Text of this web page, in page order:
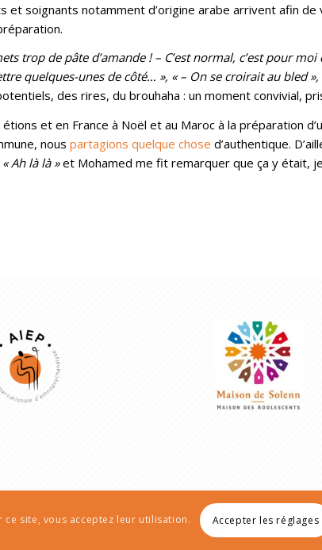
soignants notamment d’origine arabe arrivent afin de
trop de pâte d’amande ! – C’est normal, c’est pour
quelques-unes de côté… », « – On se croirait au bled
des rires, du brouhaha : un moment convivial,
et en France à Noël et au Maroc à la préparation
nous partagions quelque chose d’authentique.
« Ah là là »et Mohamed me fit remarquer que ça y était,
site, vous acceptez leur utilisation. Accepter les réglages